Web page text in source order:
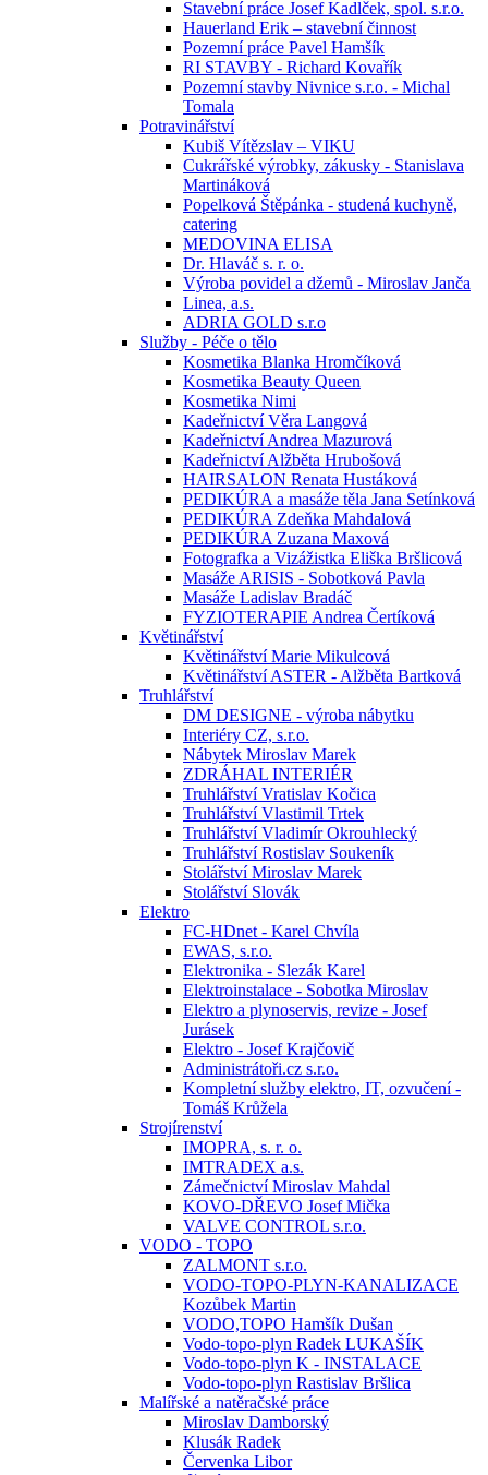
Stavební práce Josef Kadlček, spol. s.r.o.
Hauerland Erik – stavební činnost
Pozemní práce Pavel Hamšík
RI STAVBY - Richard Kovařík
Pozemní stavby Nivnice s.r.o. - Michal
Tomala
Potravinářství
Kubiš Vítězslav – VIKU
Cukrářské výrobky, zákusky - Stanislava
Martináková
Popelková Štěpánka - studená kuchyně,
catering
MEDOVINA ELISA
Dr. Hlaváč s. r. o.
Výroba povidel a džemů - Miroslav Janča
Linea, a.s.
ADRIA GOLD s.r.o
Služby - Péče o tělo
Kosmetika Blanka Hromčíková
Kosmetika Beauty Queen
Kosmetika Nimi
Kadeřnictví Věra Langová
Kadeřnictví Andrea Mazurová
Kadeřnictví Alžběta Hrubošová
HAIRSALON Renata Hustáková
PEDIKÚRA a masáže těla Jana Setínková
PEDIKÚRA Zdeňka Mahdalová
PEDIKÚRA Zuzana Maxová
Fotografka a Vizážistka Eliška Bršlicová
Masáže ARISIS - Sobotková Pavla
Masáže Ladislav Bradáč
FYZIOTERAPIE Andrea Čertíková
Květinářství
Květinářství Marie Mikulcová
Květinářství ASTER - Alžběta Bartková
Truhlářství
DM DESIGNE - výroba nábytku
Interiéry CZ, s.r.o.
Nábytek Miroslav Marek
ZDRÁHAL INTERIÉR
Truhlářství Vratislav Kočica
Truhlářství Vlastimil Trtek
Truhlářství Vladimír Okrouhlecký
Truhlářství Rostislav Soukeník
Stolářství Miroslav Marek
Stolářství Slovák
Elektro
FC-HDnet - Karel Chvíla
EWAS, s.r.o.
Elektronika - Slezák Karel
Elektroinstalace - Sobotka Miroslav
Elektro a plynoservis, revize - Josef
Jurásek
Elektro - Josef Krajčovič
Administrátoři.cz s.r.o.
Kompletní služby elektro, IT, ozvučení -
Tomáš Krůžela
Strojírenství
IMOPRA, s. r. o.
IMTRADEX a.s.
Zámečnictví Miroslav Mahdal
KOVO-DŘEVO Josef Mička
VALVE CONTROL s.r.o.
VODO - TOPO
ZALMONT s.r.o.
VODO-TOPO-PLYN-KANALIZACE
Kozůbek Martin
VODO,TOPO Hamšík Dušan
Vodo-topo-plyn Radek LUKAŠÍK
Vodo-topo-plyn K - INSTALACE
Vodo-topo-plyn Rastislav Bršlica
Malířské a natěračské práce
Miroslav Damborský
Klusák Radek
Červenka Libor